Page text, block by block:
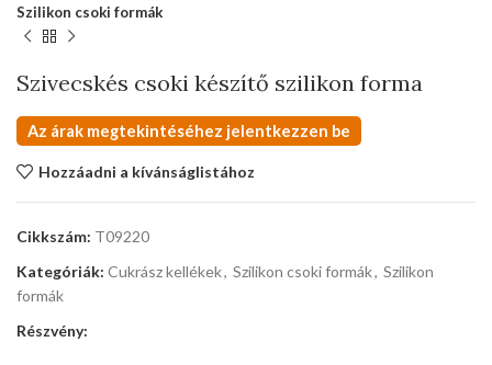
Szilikon csoki formák
Szivecskés csoki készítő szilikon forma
Az árak megtekintéséhez jelentkezzen be
Hozzáadni a kívánságlistához
Cikkszám: T09220
Kategóriák: Cukrász kellékek, Szilikon csoki formák, Szilikon
formák
Részvény: